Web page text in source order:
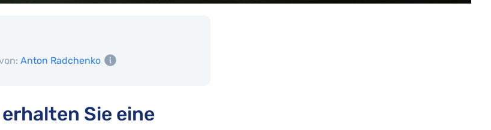
Anton Radchenko
Sie eine